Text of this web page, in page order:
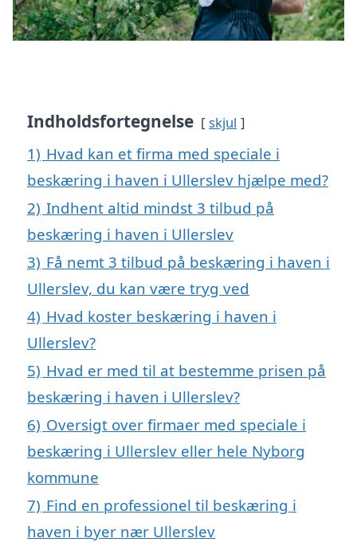
Indholdsfortegnelse skjul
1) Hvad kan et firma med speciale i
beskæring i haven i Ullerslev hjælpe med?
2) Indhent altid mindst 3 tilbud på
beskæring i haven i Ullerslev
3) Få nemt 3 tilbud på beskæring i haven i
Ullerslev, du kan være tryg ved
4) Hvad koster beskæring i haven i
Ullerslev?
5) Hvad er med til at bestemme prisen på
beskæring i haven i Ullerslev?
6) Oversigt over firmaer med speciale i
beskæring i Ullerslev eller hele Nyborg
kommune
7) Find en professionel til beskæring i
haven i byer nær Ullerslev